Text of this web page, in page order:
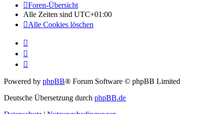
Foren-Übersicht
Alle Zeiten sind UTC+01:00
Alle Cookies löschen
Powered by phpBB® Forum Software © phpBB Limited
Deutsche Übersetzung durch phpBB.de